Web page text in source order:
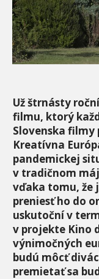
Už štrnásty
filmu, ktorý
Slovenska filmy
Kreatívna
pandemickej
v tradičnom
vďaka tomu, že
preniesť ho do
uskutoční v
v projekte Kino
výnimočných
budú môcť
premietať sa